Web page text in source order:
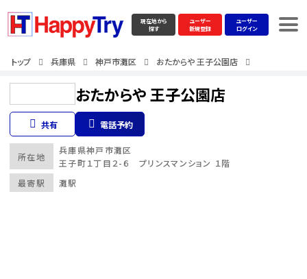
現在地から
探す
ユーザー
新規登録
ユーザー
ログイン
トップ 兵庫県 神戸市灘区 おたからや 王子公園店
おたからや 王子公園店
共有 電話予約
最寄駅 灘駅
所在地
兵庫県神戸市灘区
王子町１丁目２-６ プリンスマンション １階